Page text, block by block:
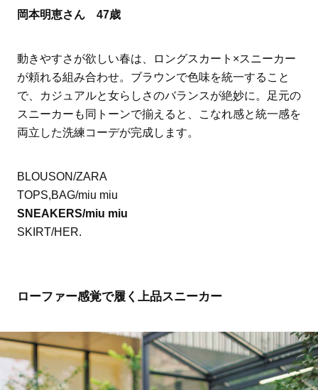
岡本明恵さん 47歳
動きやすさが欲しい春は、ロングスカート×スニーカー
が頼れる組み合わせ。ブラウンで色味を統一すること
で、カジュアルと女らしさのバランスが絶妙に。足元の
スニーカーも同トーンで揃えると、こなれ感と統一感を
両立した洗練コーデが完成します。
BLOUSON/ZARA
TOPS,BAG/miu miu
SNEAKERS/miu miu
SKIRT/HER.
ローファー感覚で履く上品スニーカー